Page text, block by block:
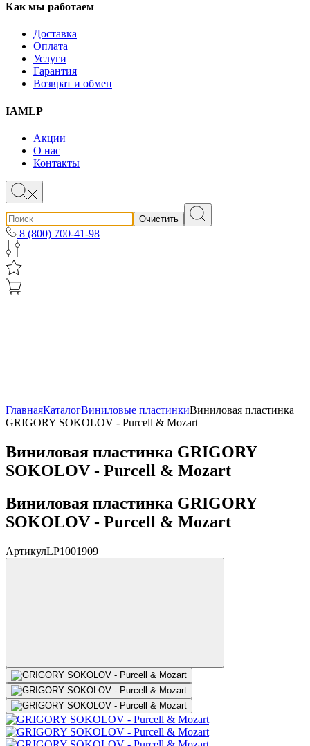
Как мы работаем
Доставка
Оплата
Услуги
Гарантия
Возврат и обмен
IAMLP
Акции
О нас
Контакты
Очистить
8 (800) 700-41-98
ГлавнаяКаталогВиниловые пластинкиВиниловая пластинка
GRIGORY SOKOLOV - Purcell & Mozart
Виниловая пластинка GRIGORY
SOKOLOV - Purcell & Mozart
Виниловая пластинка GRIGORY
SOKOLOV - Purcell & Mozart
АртикулLP1001909